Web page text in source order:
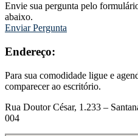
Envie sua pergunta pelo
abaixo.
Enviar Pergunta
Endereço:
Para sua comodidade ligue e
comparecer ao escritório.
Rua Doutor César, 1.233 –
004